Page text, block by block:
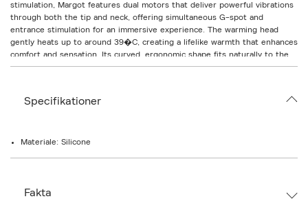
o
n
stimulation, Margot features dual motors that deliver powerful vibrations
through both the tip and neck, offering simultaneous G-spot and
entrance stimulation for an immersive experience. The warming head
gently heats up to around 39�C, creating a lifelike warmth that enhances
comfort and sensation. Its curved, ergonomic shape fits naturally to the
body, ensuring effortless control and full contact where it matters most.
multiple vibration modes and patterns to find the rhythm that matches
Specifikationer
Materiale: Silicone
Fakta